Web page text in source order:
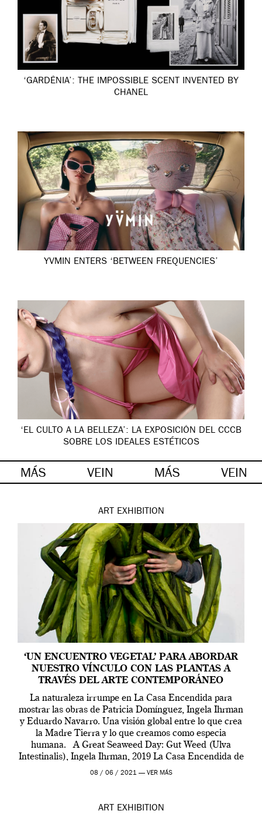
‘GARDÉNIA’: THE IMPOSSIBLE SCENT INVENTED BY
CHANEL
YVMIN ENTERS ‘BETWEEN FREQUENCIES’
‘EL CULTO A LA BELLEZA’: LA EXPOSICIÓN DEL CCCB
SOBRE LOS IDEALES ESTÉTICOS
MÁS VEIN MÁS VEIN
ART EXHIBITION
‘UN ENCUENTRO VEGETAL’ PARA ABORDAR
NUESTRO VÍNCULO CON LAS PLANTAS A
TRAVÉS DEL ARTE CONTEMPORÁNEO
La naturaleza irrumpe en La Casa Encendida para
mostrar las obras de Patricia Domínguez, Ingela Ihrman
y Eduardo Navarro. Una visión global entre lo que crea
la Madre Tierra y lo que creamos como especia
humana. A Great Seaweed Day: Gut Weed (Ulva
Intestinalis), Ingela Ihrman, 2019 La Casa Encendida de
Madrid y la Wellcome […]
08 / 06 / 2021 — VER MÁS
ART EXHIBITION